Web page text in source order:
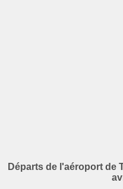
Départs de l'aéroport de